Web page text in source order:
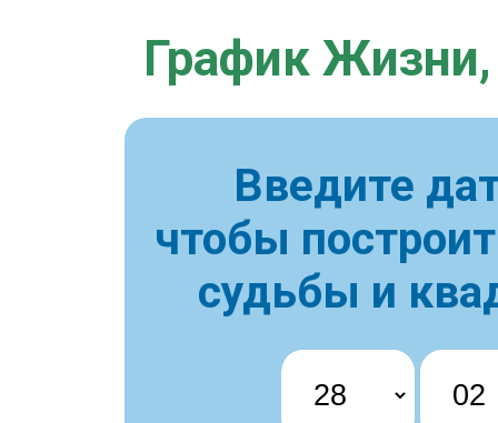
График Жизни,
Введите
чтобы
судьбы и